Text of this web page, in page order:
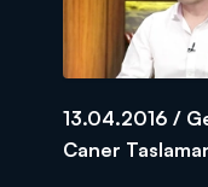
13.04.2016 /
Caner